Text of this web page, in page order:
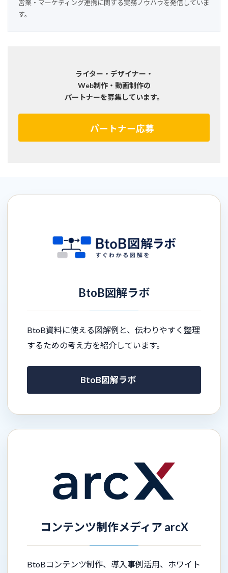
営業・マーケティング連携に関する実務ノウハウを発信していま
す。
ライター・デザイナー・
Web制作・動画制作の
パートナーを募集しています。
パートナー応募
BtoB図解ラボ
BtoB資料に使える図解例と、伝わりやすく整理
するための考え方を紹介しています。
BtoB図解ラボ
コンテンツ制作メディア arcX
BtoBコンテンツ制作、導入事例活用、ホワイト